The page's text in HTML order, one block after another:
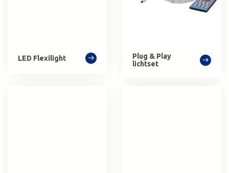
LED Flexilight
Plug & Play
lichtset